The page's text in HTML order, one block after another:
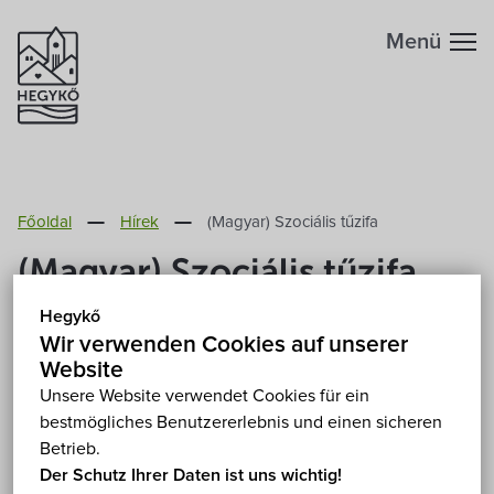
Hegykő
Wir verwenden Cookies auf unserer
Website
Unsere Website verwendet Cookies für ein
bestmögliches Benutzererlebnis und einen sicheren
Betrieb.
Der Schutz Ihrer Daten ist uns wichtig!
Menü
Főoldal Hírek (Magyar) Szociális tűzifa
(Magyar) Szociális tűzifa
2020. Oktober 10.
Leider ist der Eintrag nur aufMagyarverfügbar.